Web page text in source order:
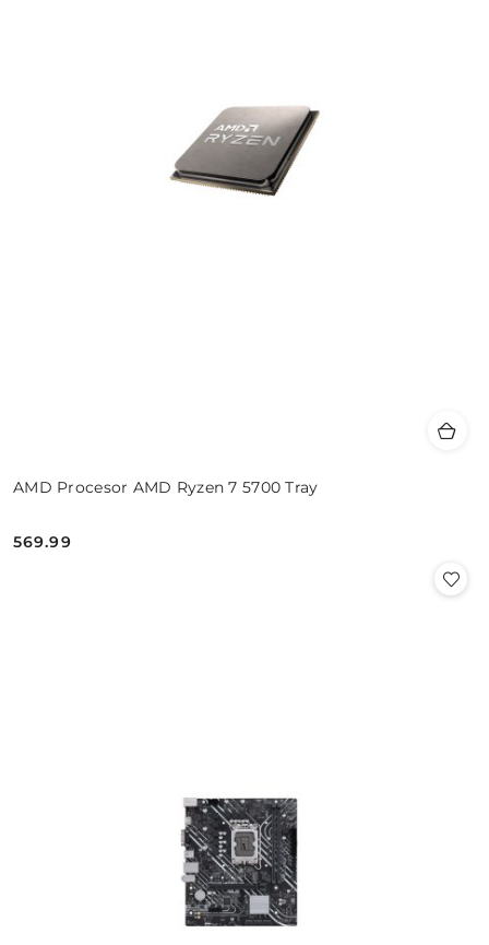
AMD Procesor AMD Ryzen 7 5700 Tray
Cena:
569.99